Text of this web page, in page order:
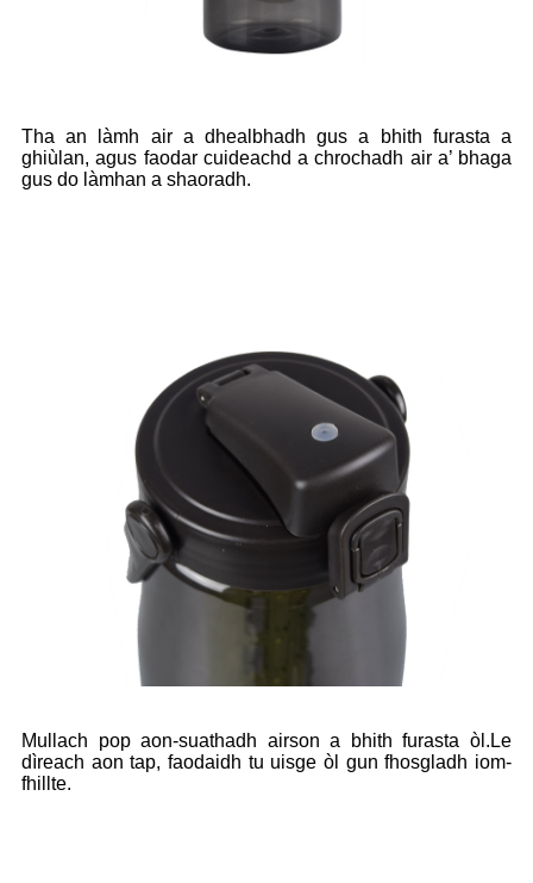
Tha an làmh air a dhealbhadh gus a bhith furasta a
ghiùlan, agus faodar cuideachd a chrochadh air a’ bhaga
gus do làmhan a shaoradh.
Mullach pop aon-suathadh airson a bhith furasta òl.Le
dìreach aon tap, faodaidh tu uisge òl gun fhosgladh iom-
fhillte.